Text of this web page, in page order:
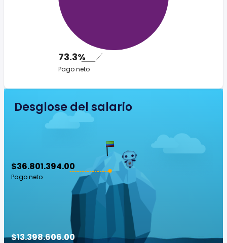
73.3%
Pago neto
Desglose del salario
$36.801.394.00
Pago neto
$13.398.606.00